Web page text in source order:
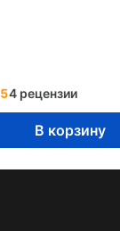
54 рецензии
В корзину